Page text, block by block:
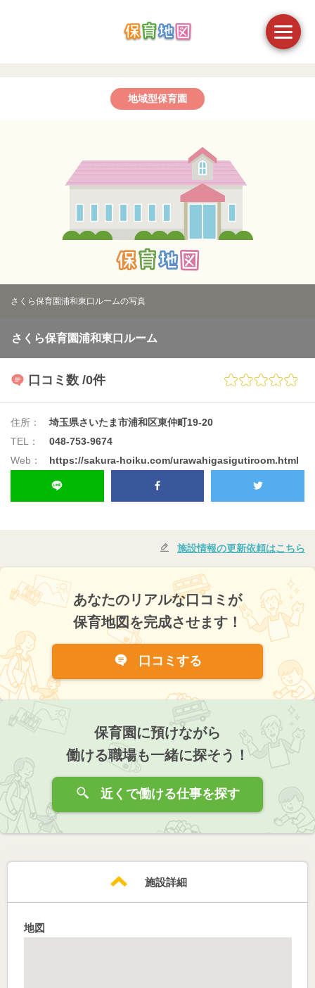
地域型保育園
さくら保育園浦和東口ルームの写真
さくら保育園浦和東口ルーム
口コミ数 /0件
住所：
埼玉県さいたま市浦和区東仲町19-20
TEL：
048-753-9674
Web：
https://sakura-hoiku.com/urawahigasigutiroom.html
施設情報の更新依頼はこちら
あなたのリアルな口コミが
保育地図を完成させます！
口コミする
保育園に預けながら
働ける職場も一緒に探そう！
近くで働ける仕事を探す
施設詳細
地図